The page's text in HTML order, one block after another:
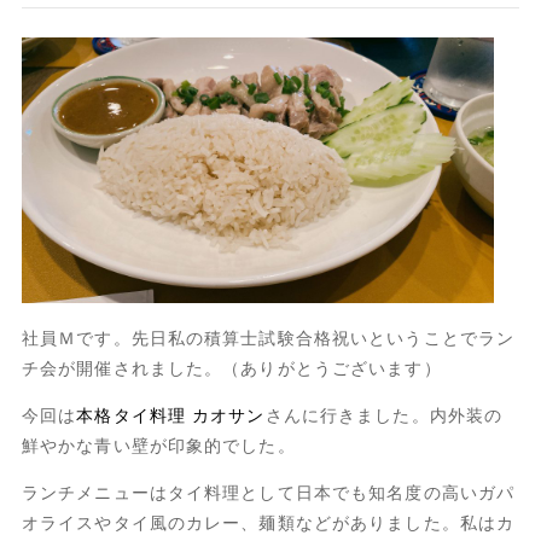
社員Ｍです。先日私の積算士試験合格祝いということでラン
チ会が開催されました。（ありがとうございます）
今回は本格タイ料理 カオサン さんに行きました。内外装の
鮮やかな青い壁が印象的でした。
ランチメニューはタイ料理として日本でも知名度の高いガパ
オライスやタイ風のカレー、麺類などがありました。私はカ